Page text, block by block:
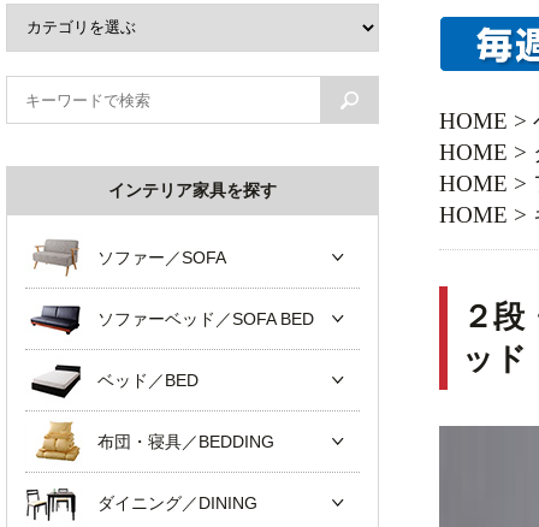
HOME >
HOME >
HOME >
HOME >
２
ッド
インテリア家具を探す
ソファー／SOFA
ソファーベッド／SOFA BED
ベッド／BED
布団・寝具／BEDDING
ダイニング／DINING